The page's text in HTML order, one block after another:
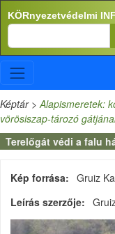
Ugrás a tartalomra
KÖRnyezetvédelmi
Search
Képtár>Alapismeretek:
vörösiszap-tározó
Terelőgát védi a falu
Kép forrása
Gruiz
Leírás szerzője